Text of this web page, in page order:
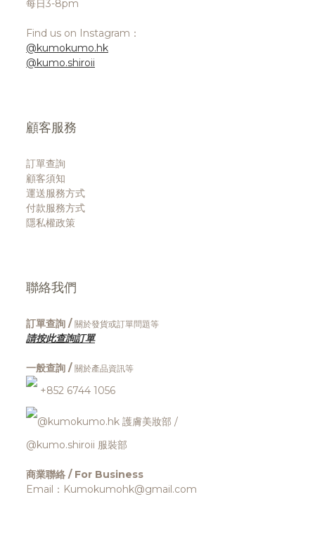
每日3-8pm
Find us on Instagram：
@kumokumo.hk
@kumo.shiroii
顧客服務
訂單查詢
顧客須知
運送服務方式
付款服務方式
隱私權政策
聯絡我們
訂單查詢 / 關於發貨或訂單問題等
請按此查詢訂單
一般查詢 / 關於產品資訊等
+852 6744 1056
@kumokumo.hk 護膚美妝部 /
@kumo.shiroii 服裝部
商業聯絡 / For Business
Email：Kumokumohk@gmail.com